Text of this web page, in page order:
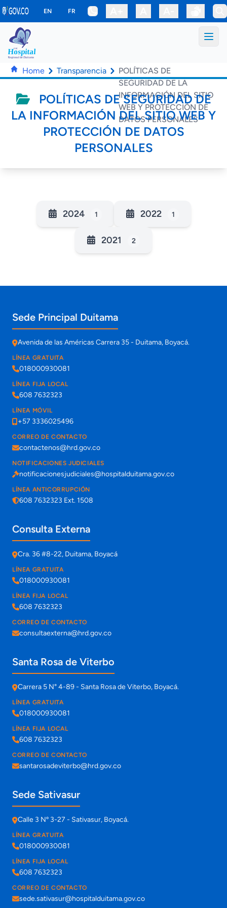
Saltar al contenido principal
EN FR
Home Transparencia
POLÍTICAS DE
SEGURIDAD DE LA
INFORMACIÓN DEL SITIO
WEB Y PROTECCIÓN DE
DATOS PERSONALES
POLÍTICAS DE SEGURIDAD DE
LA INFORMACIÓN DEL SITIO WEB Y
PROTECCIÓN DE DATOS
PERSONALES
2024 1 2022 1
2021 2
Información de contacto y sedes
Sede Principal Duitama
Avenida de las Américas Carrera 35 - Duitama, Boyacá.
LÍNEA GRATUITA
018000930081
LÍNEA FIJA LOCAL
608 7632323
LÍNEA MÓVIL
+57 3336025496
CORREO DE CONTACTO
contactenos@hrd.gov.co
NOTIFICACIONES JUDICIALES
notificacionesjudiciales@hospitalduitama.gov.co
LÍNEA ANTICORRUPCIÓN
608 7632323 Ext. 1508
Consulta Externa
Cra. 36 #8-22, Duitama, Boyacá
LÍNEA GRATUITA
018000930081
LÍNEA FIJA LOCAL
608 7632323
CORREO DE CONTACTO
consultaexterna@hrd.gov.co
Santa Rosa de Viterbo
Carrera 5 N° 4-89 - Santa Rosa de Viterbo, Boyacá.
LÍNEA GRATUITA
018000930081
LÍNEA FIJA LOCAL
608 7632323
CORREO DE CONTACTO
santarosadeviterbo@hrd.gov.co
Sede Sativasur
Calle 3 Nº 3-27 - Sativasur, Boyacá.
LÍNEA GRATUITA
018000930081
LÍNEA FIJA LOCAL
608 7632323
CORREO DE CONTACTO
sede.sativasur@hospitalduitama.gov.co